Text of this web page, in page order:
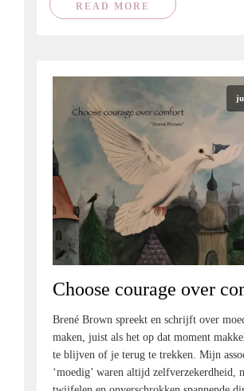
READ MORE
Choose courage over
Brené Brown spreekt en schrijft over
maken, juist als het op dat moment
te blijven of je terug te trekken. Mijn
‘moedig’ waren altijd zelfverzekerdheid,